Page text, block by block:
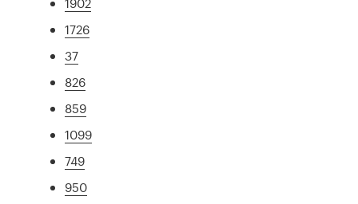
1726
37
826
859
1099
749
950